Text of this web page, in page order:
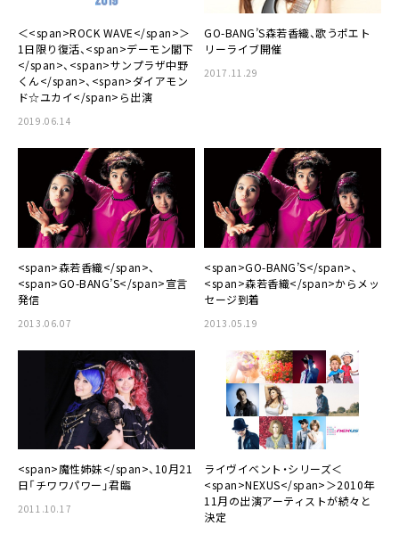
＜<span>ROCK WAVE</span>＞
1日限り復活、<span>デーモン閣下
</span>、<span>サンプラザ中野
くん</span>、<span>ダイアモン
ド☆ユカイ</span>ら出演
2019.06.14
GO-BANG’S森若香織、歌うポエト
リーライブ開催
2017.11.29
<span>森若香織</span>、
<span>GO-BANG’S</span>宣言
発信
2013.06.07
<span>GO-BANG’S</span>、
<span>森若香織</span>からメッ
セージ到着
2013.05.19
<span>魔性姉妹</span>、10月21
日「チワワパワー」君臨
2011.10.17
ライヴイベント・シリーズ＜
<span>NEXUS</span>＞2010年
11月の出演アーティストが続々と
決定